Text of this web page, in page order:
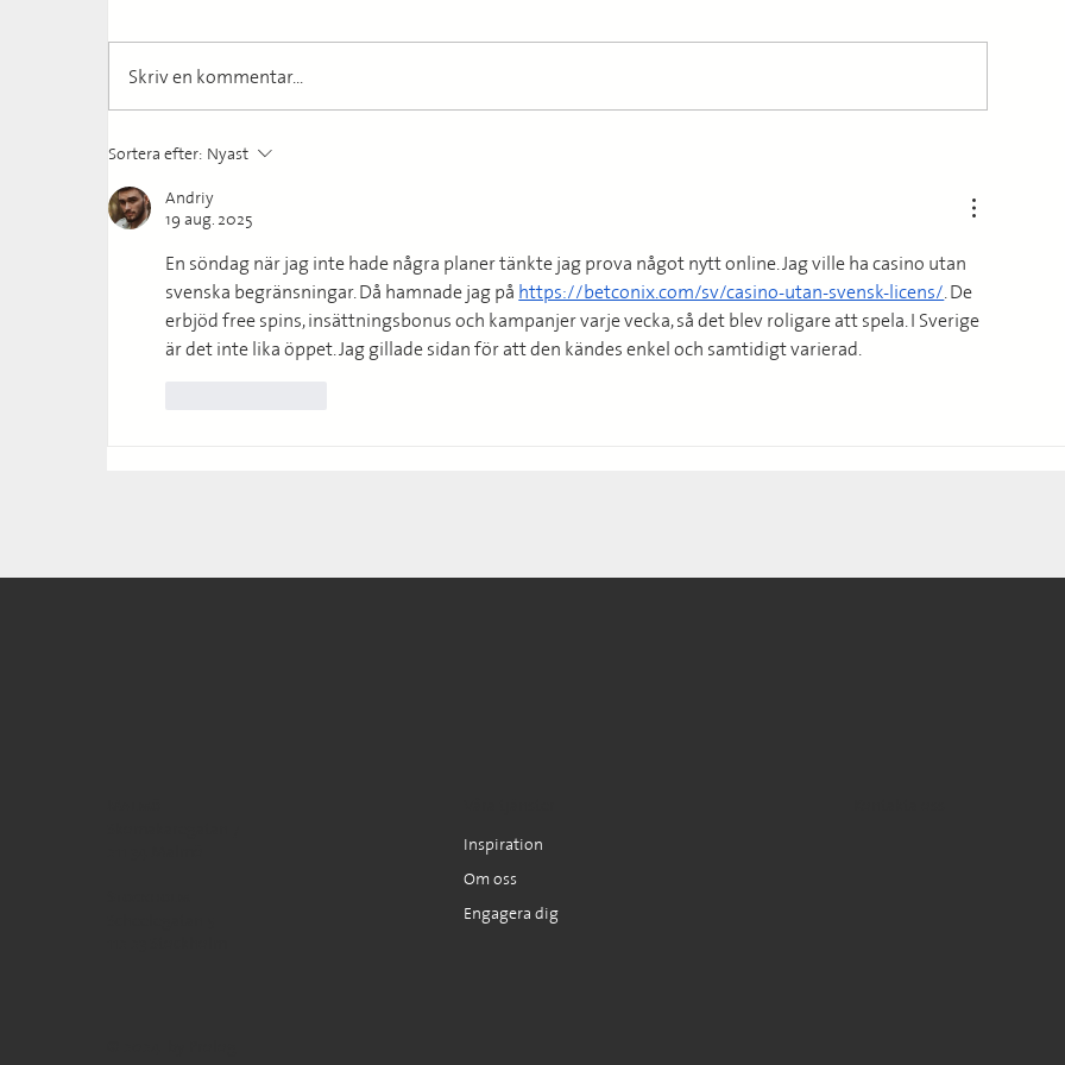
Skriv en kommentar...
Sortera efter: Nyast
Andriy
19 aug. 2025
En söndag när jag inte hade några planer tänkte jag prova något nytt online. Jag ville ha casino utan
svenska begränsningar. Då hamnade jag på https://betconix.com/sv/casino-utan-svensk-licens/. De
erbjöd free spins, insättningsbonus och kampanjer varje vecka, så det blev roligare att spela. I Sverige
är det inte lika öppet. Jag gillade sidan för att den kändes enkel och samtidigt varierad.
Inspiration
Om oss
Engagera dig